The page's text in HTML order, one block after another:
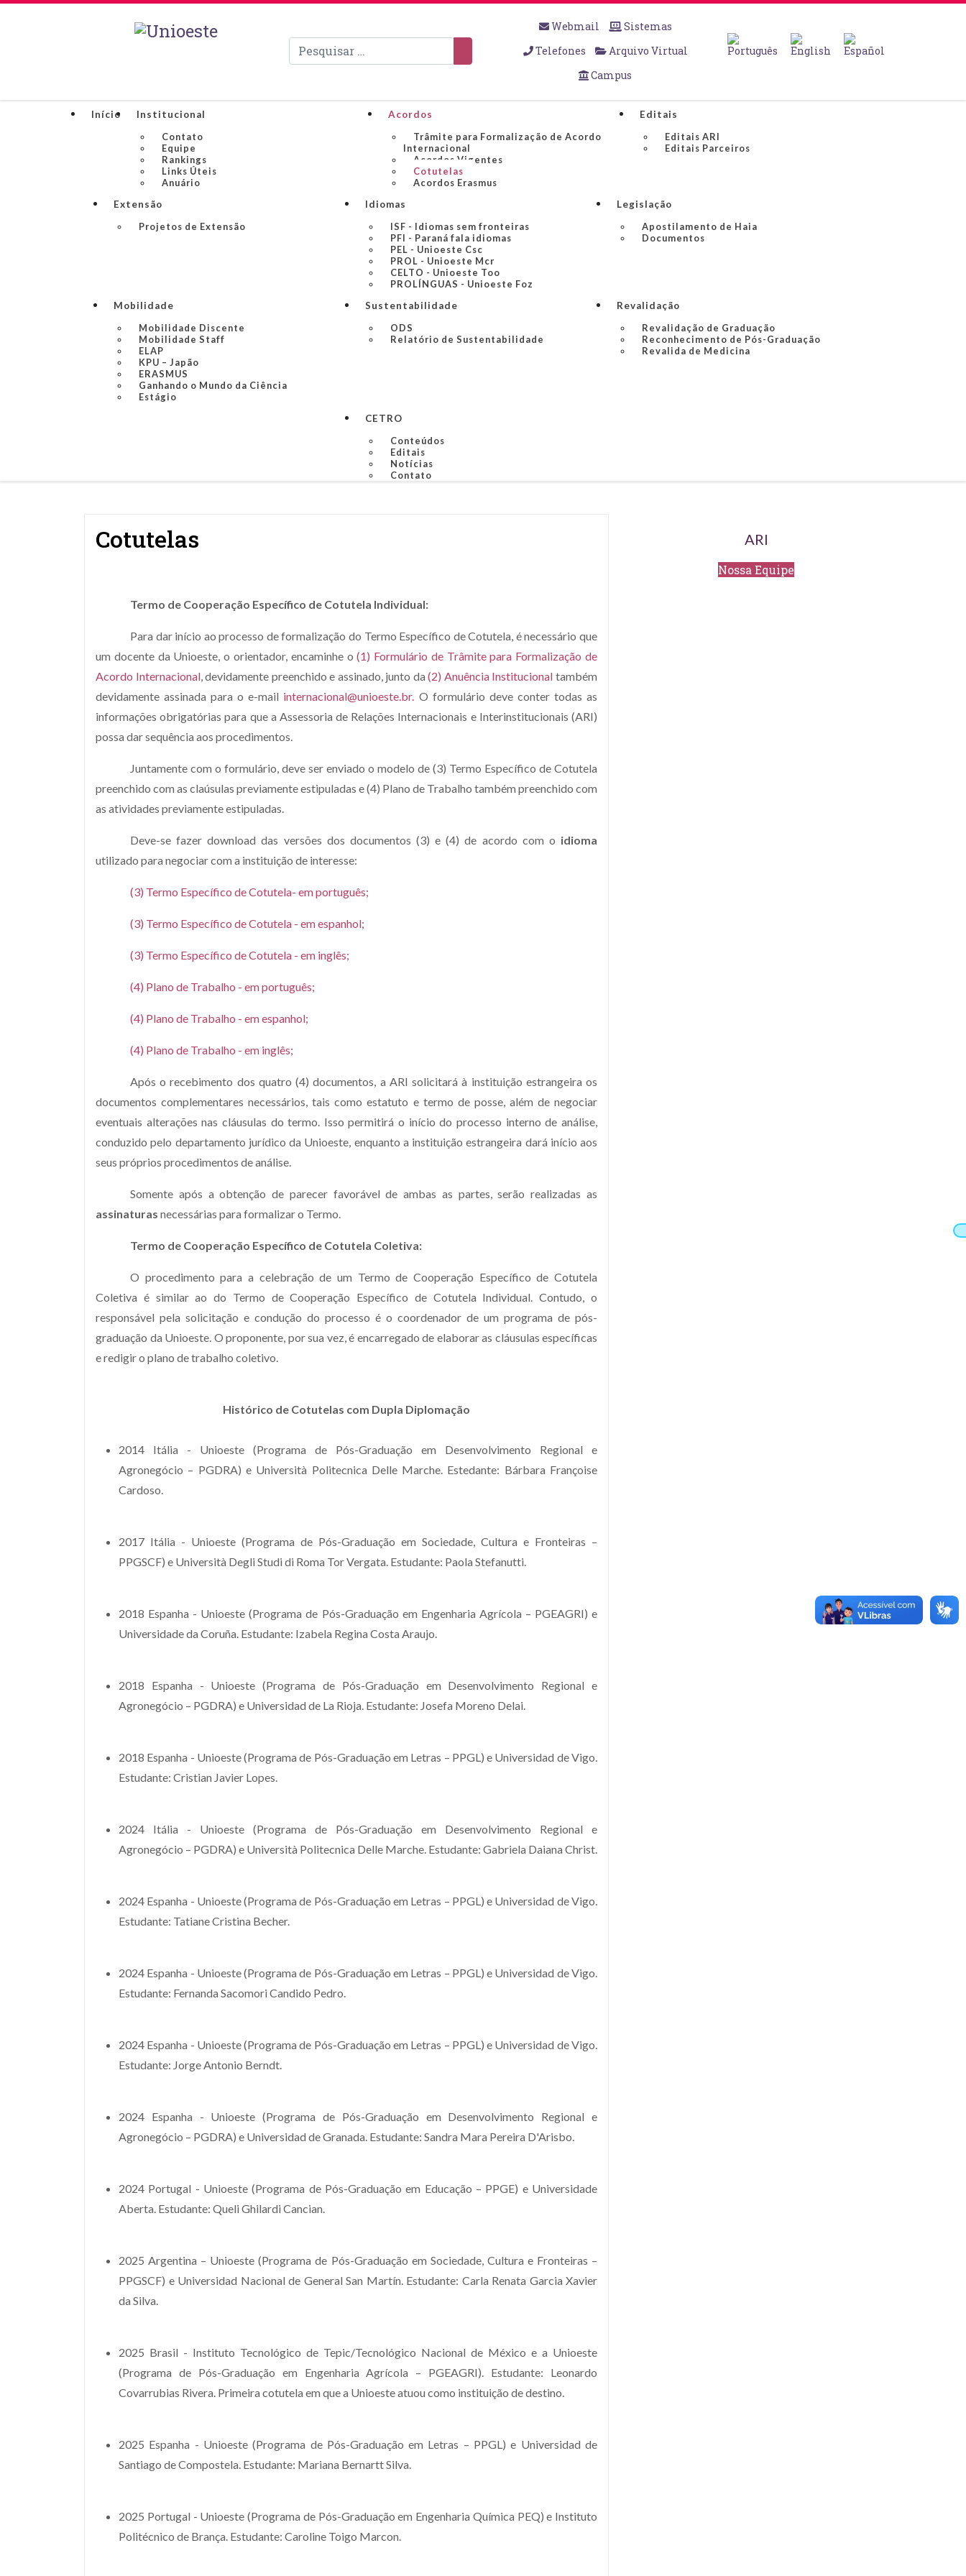
Pesquisar
Webmail
Sistemas
Telefones
Arquivo Virtual
Campus
Início
Institucional
Contato
Equipe
Rankings
Links Úteis
Anuário
Acordos
Trâmite para Formalização de Acordo
Internacional
Acordos Vigentes
Cotutelas
Acordos Erasmus
Editais
Editais ARI
Editais Parceiros
Extensão
Projetos de Extensão
Idiomas
ISF - Idiomas sem fronteiras
PFI - Paraná fala idiomas
PEL - Unioeste Csc
PROL - Unioeste Mcr
CELTO - Unioeste Too
PROLÍNGUAS - Unioeste Foz
Legislação
Apostilamento de Haia
Documentos
Mobilidade
Mobilidade Discente
Mobilidade Staff
ELAP
KPU – Japão
ERASMUS
Ganhando o Mundo da Ciência
Estágio
Sustentabilidade
ODS
Relatório de Sustentabilidade
Revalidação
Revalidação de Graduação
Reconhecimento de Pós-Graduação
Revalida de Medicina
CETRO
Conteúdos
Editais
Notícias
Contato
Cotutelas
Termo de Cooperação Específico de Cotutela Individual:
Para dar início ao processo de formalização do Termo Específico de Cotutela, é necessário que
um docente da Unioeste, o orientador, encaminhe o(1) Formulário de Trâmite para Formalização de
Acordo Internacional, devidamente preenchido e assinado, junto da(2) Anuência Institucional também
devidamente assinada para o e-mail internacional@unioeste.br. O formulário deve conter todas as
informações obrigatórias para que a Assessoria de Relações Internacionais e Interinstitucionais (ARI)
possa dar sequência aos procedimentos.
Juntamente com o formulário, deve ser enviado o modelo de (3) Termo Específico de Cotutela
preenchido com as claúsulas previamente estipuladas e (4) Plano de Trabalho também preenchido com
as atividades previamente estipuladas.
Deve-se fazer download das versões dos documentos (3) e (4) de acordo com o idioma
utilizado para negociar com a instituição de interesse:
(3) Termo Específico de Cotutela- em português;
(3) Termo Específico de Cotutela - em espanhol;
(3) Termo Específico de Cotutela - em inglês;
(4) Plano de Trabalho - em português;
(4) Plano de Trabalho - em espanhol;
(4) Plano de Trabalho - em inglês;
Após o recebimento dos quatro (4) documentos, a ARI solicitará à instituição estrangeira os
documentos complementares necessários, tais como estatuto e termo de posse, além de negociar
eventuais alterações nas cláusulas do termo. Isso permitirá o início do processo interno de análise,
conduzido pelo departamento jurídico da Unioeste, enquanto a instituição estrangeira dará início aos
seus próprios procedimentos de análise.
Somente após a obtenção de parecer favorável de ambas as partes, serão realizadas as
assinaturas necessárias para formalizar o Termo.
Termo de Cooperação Específico de Cotutela Coletiva:
O procedimento para a celebração de um Termo de Cooperação Específico de Cotutela
Coletiva é similar ao do Termo de Cooperação Específico de Cotutela Individual. Contudo, o
responsável pela solicitação e condução do processo é o coordenador de um programa de pós-
graduação da Unioeste. O proponente, por sua vez, é encarregado de elaborar as cláusulas específicas
e redigir o plano de trabalho coletivo.
Histórico de Cotutelas com Dupla Diplomação
2014 Itália - Unioeste (Programa de Pós-Graduação em Desenvolvimento Regional e
Agronegócio – PGDRA) e Università Politecnica Delle Marche. Estedante: Bárbara Françoise
Cardoso.
2017 Itália - Unioeste (Programa de Pós-Graduação em Sociedade, Cultura e Fronteiras –
PPGSCF) e Università Degli Studi di Roma Tor Vergata. Estudante: Paola Stefanutti.
2018 Espanha - Unioeste (Programa de Pós-Graduação em Engenharia Agrícola – PGEAGRI) e
Universidade da Coruña. Estudante: Izabela Regina Costa Araujo.
2018 Espanha - Unioeste (Programa de Pós-Graduação em Desenvolvimento Regional e
Agronegócio – PGDRA) e Universidad de La Rioja. Estudante: Josefa Moreno Delai.
2018 Espanha - Unioeste (Programa de Pós-Graduação em Letras – PPGL) e Universidad de Vigo.
Estudante: Cristian Javier Lopes.
2024 Itália - Unioeste (Programa de Pós-Graduação em Desenvolvimento Regional e
Agronegócio – PGDRA) e Università Politecnica Delle Marche. Estudante: Gabriela Daiana Christ.
2024 Espanha - Unioeste (Programa de Pós-Graduação em Letras – PPGL) e Universidad de Vigo.
Estudante: Tatiane Cristina Becher.
2024 Espanha - Unioeste (Programa de Pós-Graduação em Letras – PPGL) e Universidad de Vigo.
Estudante: Fernanda Sacomori Candido Pedro.
2024 Espanha - Unioeste (Programa de Pós-Graduação em Letras – PPGL) e Universidad de Vigo.
Estudante: Jorge Antonio Berndt.
2024 Espanha - Unioeste (Programa de Pós-Graduação em Desenvolvimento Regional e
Agronegócio – PGDRA) e Universidad de Granada. Estudante: Sandra Mara Pereira D'Arisbo.
2024 Portugal - Unioeste (Programa de Pós-Graduação em Educação – PPGE) e Universidade
Aberta. Estudante: Queli Ghilardi Cancian.
2025 Argentina – Unioeste (Programa de Pós-Graduação em Sociedade, Cultura e Fronteiras –
PPGSCF) e Universidad Nacional de General San Martín. Estudante: Carla Renata Garcia Xavier
da Silva.
2025 Brasil - Instituto Tecnológico de Tepic/Tecnológico Nacional de México e a Unioeste
(Programa de Pós-Graduação em Engenharia Agrícola – PGEAGRI). Estudante: Leonardo
Covarrubias Rivera. Primeira cotutela em que a Unioeste atuou como instituição de destino.
2025 Espanha - Unioeste (Programa de Pós-Graduação em Letras – PPGL) e Universidad de
Santiago de Compostela. Estudante: Mariana Bernartt Silva.
2025 Portugal - Unioeste (Programa de Pós-Graduação em Engenharia Química PEQ) e Instituto
Politécnico de Brança. Estudante: Caroline Toigo Marcon.
ARI
Nossa Equipe